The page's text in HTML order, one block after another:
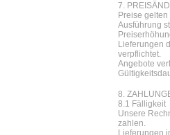
7.
Preise
Ausführung
Lieferungen
verpflichtet.
Angebote
8.
8.1 Fälligkeit
Unsere
zahlen.
Lieferungen